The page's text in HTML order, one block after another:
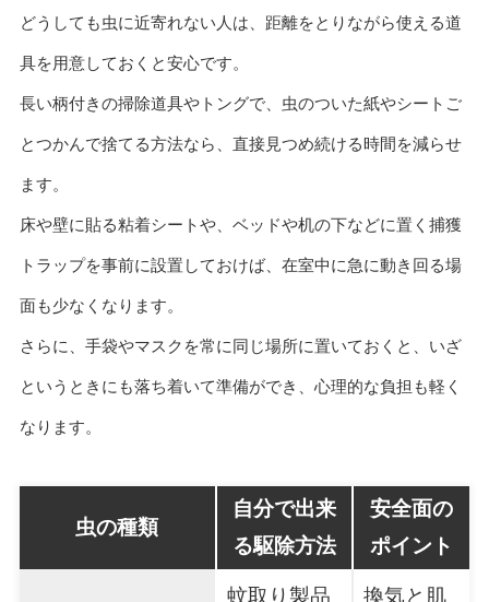
どうしても虫に近寄れない人は、距離をとりながら使える道
具を用意しておくと安心です。
長い柄付きの掃除道具やトングで、虫のついた紙やシートご
とつかんで捨てる方法なら、直接見つめ続ける時間を減らせ
ます。
床や壁に貼る粘着シートや、ベッドや机の下などに置く捕獲
トラップを事前に設置しておけば、在室中に急に動き回る場
面も少なくなります。
さらに、手袋やマスクを常に同じ場所に置いておくと、いざ
というときにも落ち着いて準備ができ、心理的な負担も軽く
なります。
虫の種類
自分で出来
る駆除方法
安全面の
ポイント
蚊取り製品
換気と肌